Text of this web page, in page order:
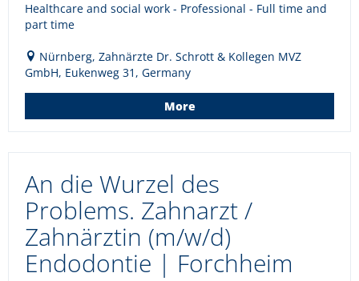
Healthcare and social work - Professional - Full time and
part time
Nürnberg, Zahnärzte Dr. Schrott & Kollegen MVZ
GmbH, Eukenweg 31, Germany
More
An die Wurzel des
Problems. Zahnarzt /
Zahnärztin (m/w/d)
Endodontie | Forchheim